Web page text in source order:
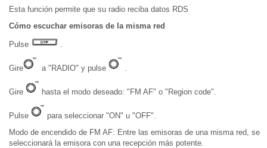
Esta función permite que su radio reciba datos RDS
Cómo escuchar emisoras de la misma red
Pulse .
Gire a "RADIO" y pulse .
Gire hasta el modo deseado: "FM AF" o "Region code".
Pulse
para seleccionar "ON" u "OFF".
Modo de encendido de FM AF: Entre las emisoras de una misma red, se
seleccionará la emisora con una recepción más potente.